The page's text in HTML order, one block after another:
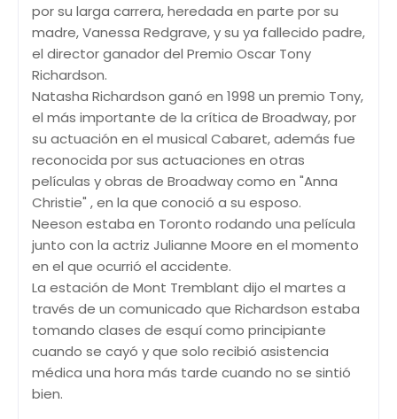
por su larga carrera, heredada en parte por su
madre, Vanessa Redgrave, y su ya fallecido padre,
el director ganador del Premio Oscar Tony
Richardson.
Natasha Richardson ganó en 1998 un premio Tony,
el más importante de la crítica de Broadway, por
su actuación en el musical Cabaret, además fue
reconocida por sus actuaciones en otras
películas y obras de Broadway como en "Anna
Christie" , en la que conoció a su esposo.
Neeson estaba en Toronto rodando una película
junto con la actriz Julianne Moore en el momento
en el que ocurrió el accidente.
La estación de Mont Tremblant dijo el martes a
través de un comunicado que Richardson estaba
tomando clases de esquí como principiante
cuando se cayó y que solo recibió asistencia
médica una hora más tarde cuando no se sintió
bien.